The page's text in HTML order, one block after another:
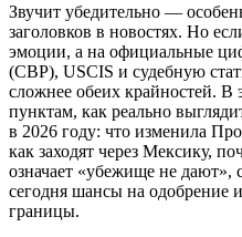
Звучит убедительно —
заголовков в новостях. Но
эмоции, а на официальные
(CBP), USCIS и судебную
сложнее обеих крайностей. В
пунктам, как реально
в 2026 году: что изменила
как заходят через Мексику,
означает «убежище не дают»,
сегодня шансы на одобрение
границы.